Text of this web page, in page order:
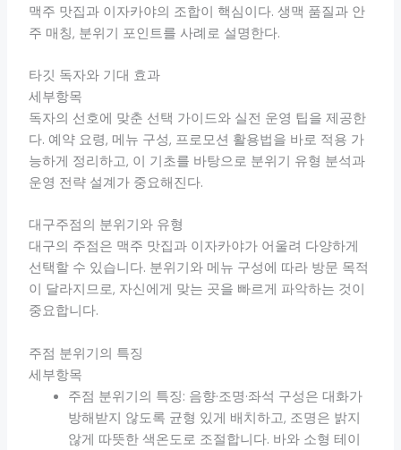
맥주 맛집과 이자카야의 조합이 핵심이다. 생맥 품질과 안
주 매칭, 분위기 포인트를 사례로 설명한다.
타깃 독자와 기대 효과
세부항목
독자의 선호에 맞춘 선택 가이드와 실전 운영 팁을 제공한
다. 예약 요령, 메뉴 구성, 프로모션 활용법을 바로 적용 가
능하게 정리하고, 이 기초를 바탕으로 분위기 유형 분석과
운영 전략 설계가 중요해진다.
대구주점의 분위기와 유형
대구의 주점은 맥주 맛집과 이자카야가 어울려 다양하게
선택할 수 있습니다. 분위기와 메뉴 구성에 따라 방문 목적
이 달라지므로, 자신에게 맞는 곳을 빠르게 파악하는 것이
중요합니다.
주점 분위기의 특징
세부항목
주점 분위기의 특징: 음향·조명·좌석 구성은 대화가
방해받지 않도록 균형 있게 배치하고, 조명은 밝지
않게 따뜻한 색온도로 조절합니다. 바와 소형 테이